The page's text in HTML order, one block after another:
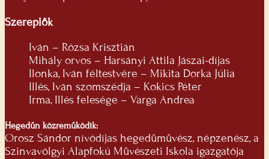
Szereplők
Iván – Rózsa Krisztián
Mihály orvos – Harsányi Attila Jászai-díjas
Ilonka, Iván féltestvére – Mikita Dorka Júlia
Illés, Iván szomszédja – Kokics Péter
Irma, Illés felesége – Varga Andrea
Hegedűn közreműködik:
Orosz Sándor nívódíjas hegedűművész, népzenész, a
Szinvavölgyi Alapfokú Művészeti Iskola igazgatója